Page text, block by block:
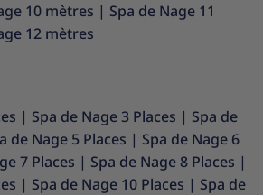
10 mètres | Spa de Nage 11
12 mètres
| Spa de Nage 3 Places | Spa de
de Nage 5 Places | Spa de Nage 6
7 Places | Spa de Nage 8 Places |
| Spa de Nage 10 Places | Spa de